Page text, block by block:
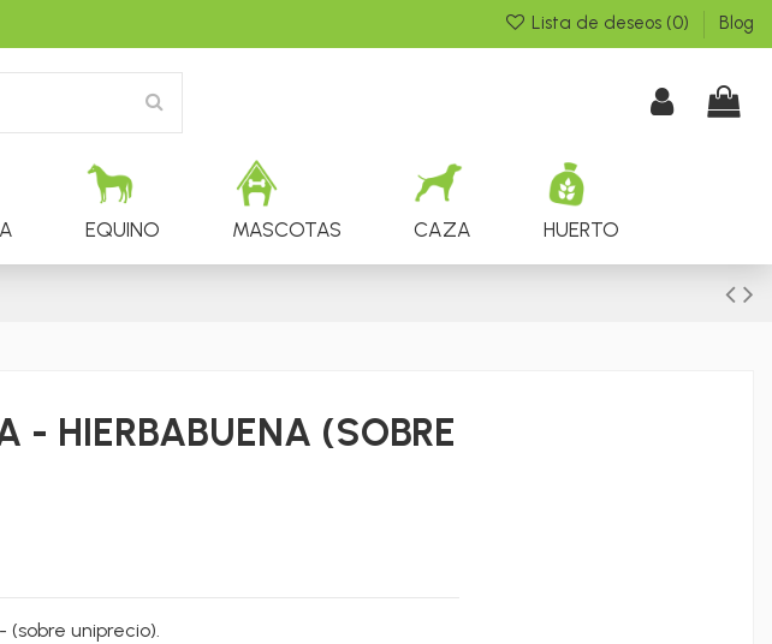
Lista de deseos (0) Blog
EQUINO MASCOTAS CAZA HUERTO
- HIERBABUENA (SOBRE
uniprecio).